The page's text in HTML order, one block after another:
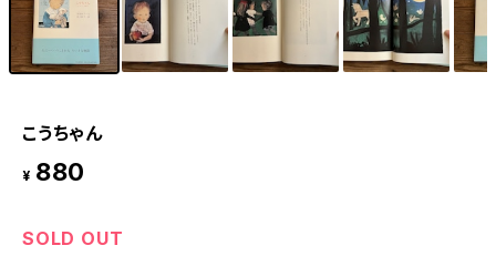
こうちゃん
¥ 880
SOLD OUT